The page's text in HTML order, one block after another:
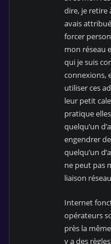
dire, je retire
avais
forcer
mon réseau
qui je suis
connexions,
utiliser ces
leur petit
pratique
quelqu’un
engendrer
quelqu’un
ne peut pas
liaison
Internet
opérateurs
près la
y a des